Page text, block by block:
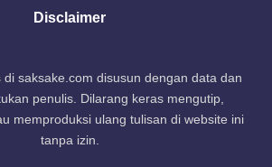
Disclaimer
di saksake.com disusun dengan data dan
penulis. Dilarang keras mengutip,
memproduksi ulang tulisan di website ini
tanpa izin.